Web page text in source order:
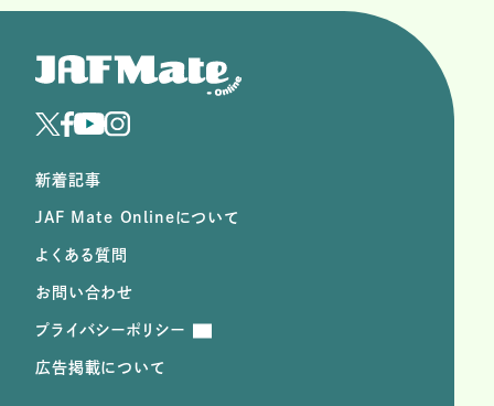
新着記事
JAF Mate Onlineについて
よくある質問
お問い合わせ
プライバシーポリシー
広告掲載について